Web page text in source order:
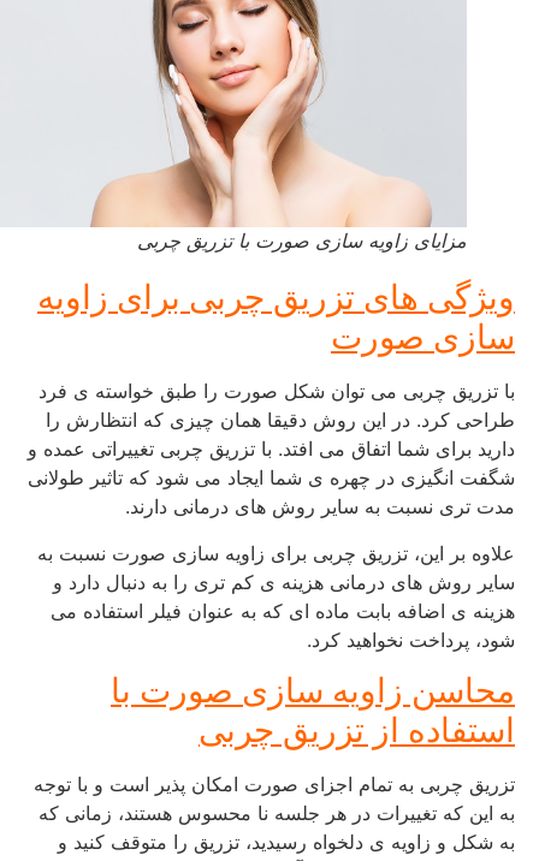
مزایای زاویه سازی صورت با تزریق چربی
ویژگی های تزریق چربی برای زاویه
سازی صورت
با تزریق چربی می توان شکل صورت را طبق خواسته ی فرد
طراحی کرد. در این روش دقیقا همان چیزی که انتظارش را
دارید برای شما اتفاق می افتد. با تزریق چربی تغییراتی عمده و
شگفت انگیزی در چهره ی شما ایجاد می شود که تاثیر طولانی
مدت تری نسبت به سایر روش های درمانی دارند.
علاوه بر این، تزریق چربی برای زاویه سازی صورت نسبت به
سایر روش های درمانی هزینه ی کم تری را به دنبال دارد و
هزینه ی اضافه بابت ماده ای که به عنوان فیلر استفاده می
شود، پرداخت نخواهید کرد.
محاسن زاویه سازی صورت با
استفاده از تزریق چربی
تزریق چربی به تمام اجزای صورت امکان پذیر است و با توجه
به این که تغییرات در هر جلسه نا محسوس هستند، زمانی که
به شکل و زاویه ی دلخواه رسیدید، تزریق را متوقف کنید و